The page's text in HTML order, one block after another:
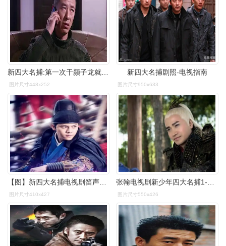
新四大名捕:第一次干颜子龙就这样!
图片尺寸448x252
新四大名捕剧照-电视指南
图片尺寸950x633
图片尺寸410x427 图片尺寸550x426